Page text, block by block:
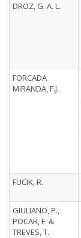
DROZ, G. A. L.
FORCADA
MIRANDA, F.J.
FUCIK, R.
GIULIANO, P.,
POCAR, F. &
TREVES, T.